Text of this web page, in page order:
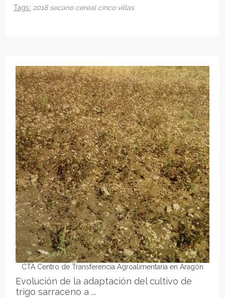
Tags: 2018 secano cereal cinco villas
CTA Centro de Transferencia Agroalimentaria en Aragón
Evolución de la adaptación del cultivo de
trigo sarraceno a ...